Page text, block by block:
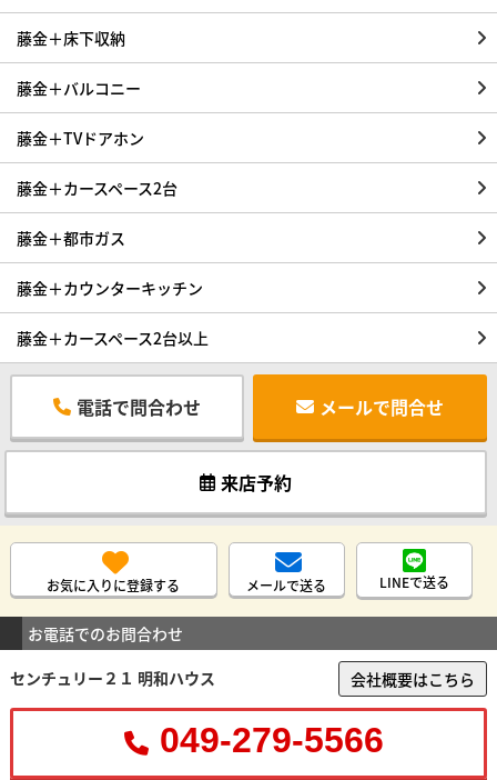
藤金＋床下収納
藤金＋バルコニー
藤金＋TVドアホン
藤金＋カースペース2台
藤金＋都市ガス
藤金＋カウンターキッチン
藤金＋カースペース2台以上
電話で問合わせ メールで問合せ
来店予約
お気に入りに登録する メールで送る LINEで送る
お電話でのお問合わせ
センチュリー２１ 明和ハウス
会社概要はこちら
049-279-5566